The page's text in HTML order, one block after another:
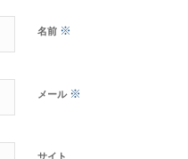
名前 ※
メール ※
サイト